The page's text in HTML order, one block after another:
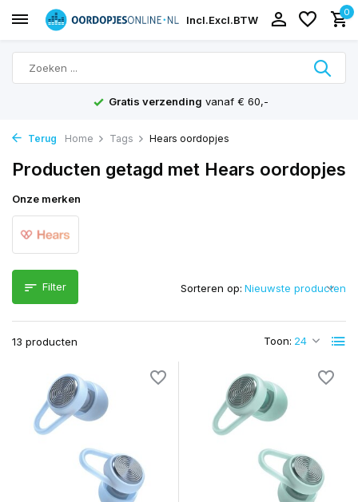
Incl.Excl.BTW
0
Gratis verzending vanaf € 60,-
Terug Home Tags Hears oordopjes
Producten getagd met Hears oordopjes
Onze merken
Filter
13 producten Toon:
Sorteren op: